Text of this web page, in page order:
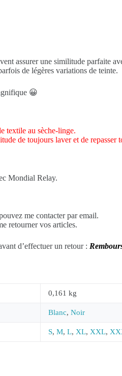
assurer une similitude parfaite
de légères variations de teinte.
😀
textile au sèche-linge.
de toujours laver et de repasser
Mondial Relay.
me contacter par email.
retourner vos articles.
d’effectuer un retour :
0,161 kg
Blanc, Noir
S, M, L, XL, XXL,